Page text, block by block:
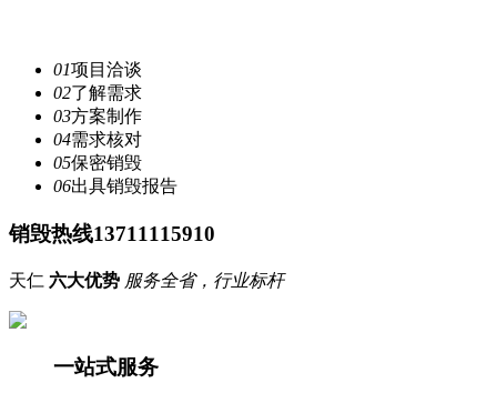
01项目洽谈
02了解需求
03方案制作
04需求核对
05保密销毁
06出具销毁报告
销毁热线13711115910
天仁 六大优势 服务全省，行业标杆
一站式服务